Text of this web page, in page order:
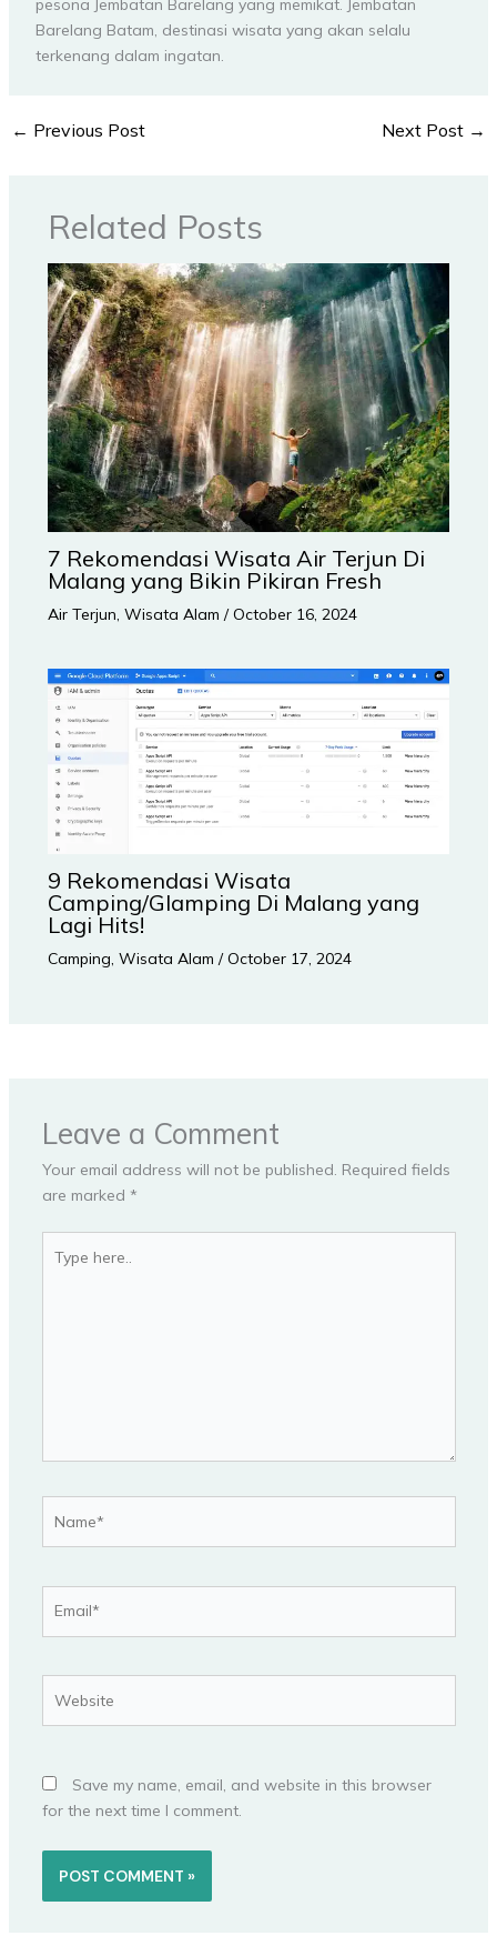
pesona Jembatan Barelang yang memikat. Jembatan
Barelang Batam, destinasi wisata yang akan selalu
terkenang dalam ingatan.
← Previous Post Next Post →
Related Posts
7 Rekomendasi Wisata Air Terjun Di
Malang yang Bikin Pikiran Fresh
Air Terjun, Wisata Alam /October 16, 2024
9 Rekomendasi Wisata
Camping/Glamping Di Malang yang
Lagi Hits!
Camping, Wisata Alam /October 17, 2024
Leave a Comment
Your email address will not be published. Required fields
are marked *
here..
Save my name, email, and website in this browser
for the next time I comment.